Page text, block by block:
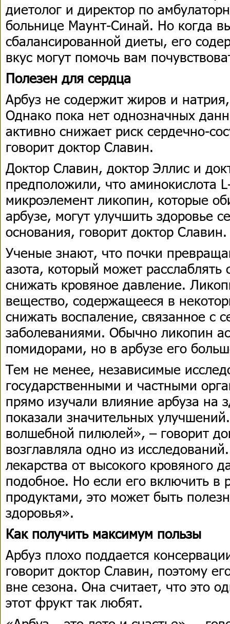
диетолог и директор по
больнице Маунт-Синай. Но когда
сбалансированной диеты, его
вкус могут помочь вам
Полезен для сердца
Арбуз не содержит жиров и
Однако пока нет однозначных
активно снижает риск сердечно-
говорит доктор Славин.
Доктор Славин, доктор Эллис и
предположили, что аминокислота
микроэлемент ликопин, которые
арбузе, могут улучшить здоровье
основания, говорит доктор Славин.
Ученые знают, что почки
азота, который может расслаблять
снижать кровяное давление.
вещество, содержащееся в
снижать воспаление, связанное с
заболеваниями. Обычно ликопин
помидорами, но в арбузе его
Тем не менее, независимые
государственными и частными
прямо изучали влияние арбуза на
показали значительных
волшебной пилюлей», – говорит
возглавляла одно из
лекарства от высокого кровяного
подобное. Но если его включить в
продуктами, это может быть
здоровья».
Как получить максимум пользы
Арбуз плохо поддается
говорит доктор Славин, поэтому
вне сезона. Она считает, что это
этот фрукт так любят.